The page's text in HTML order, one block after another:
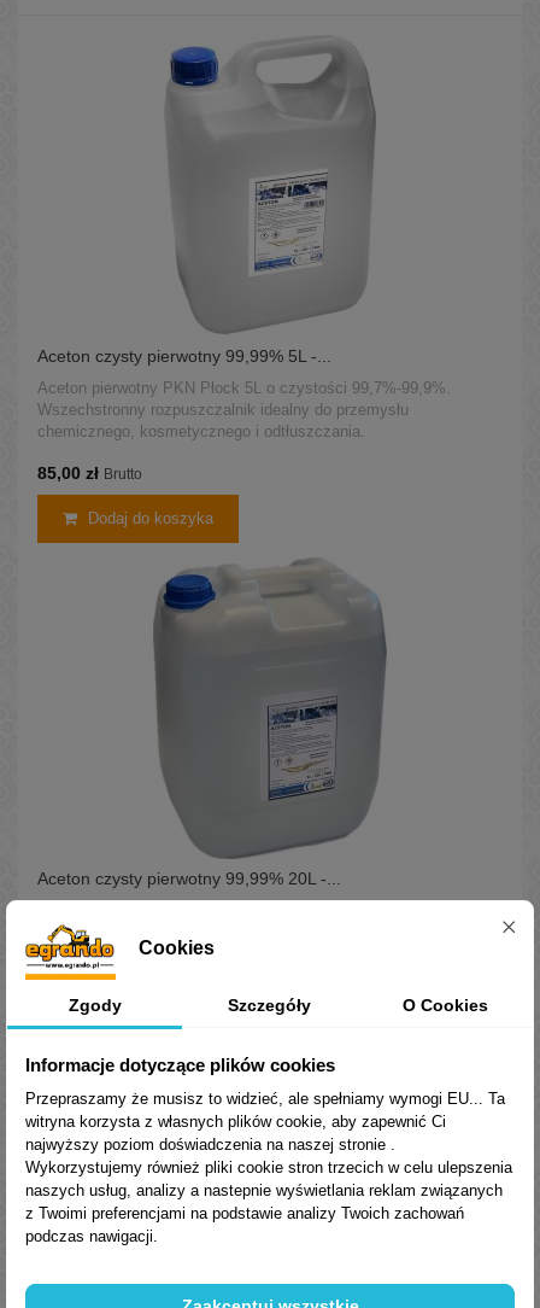
Aceton czysty pierwotny 99,99% 5L -...
Aceton pierwotny PKN Płock 5L o czystości 99,7%-99,9%.
Wszechstronny rozpuszczalnik idealny do przemysłu
chemicznego, kosmetycznego i odtłuszczania.
85,00 zł Brutto
Dodaj do koszyka
Aceton czysty pierwotny 99,99% 20L -...
Niezastąpiony rozpuszczalnik do przemysłu i zastosowań
domowych. Dostępny w pojemnościach: 5L, 20L, 200L.
331,60 zł
Cookies
Zgody Szczegóły O Cookies
Informacje dotyczące plików cookies
Przepraszamy że musisz to widzieć, ale spełniamy wymogi EU... Ta
witryna korzysta z własnych plików cookie, aby zapewnić Ci
najwyższy poziom doświadczenia na naszej stronie .
Wykorzystujemy również pliki cookie stron trzecich w celu ulepszenia
naszych usług, analizy a nastepnie wyświetlania reklam związanych
z Twoimi preferencjami na podstawie analizy Twoich zachowań
podczas nawigacji.